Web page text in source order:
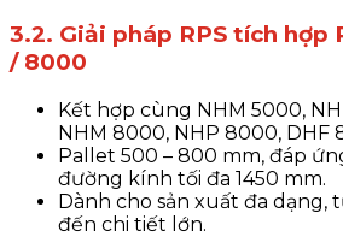
3.2. Giải pháp RPS tích hợp
/ 8000
Kết hợp cùng NHM 5000,
NHM 8000, NHP 8000, DHF
Pallet 500 – 800 mm, đáp
đường kính tối đa 1450 mm.
Dành cho sản xuất đa dạng,
đến chi tiết lớn.